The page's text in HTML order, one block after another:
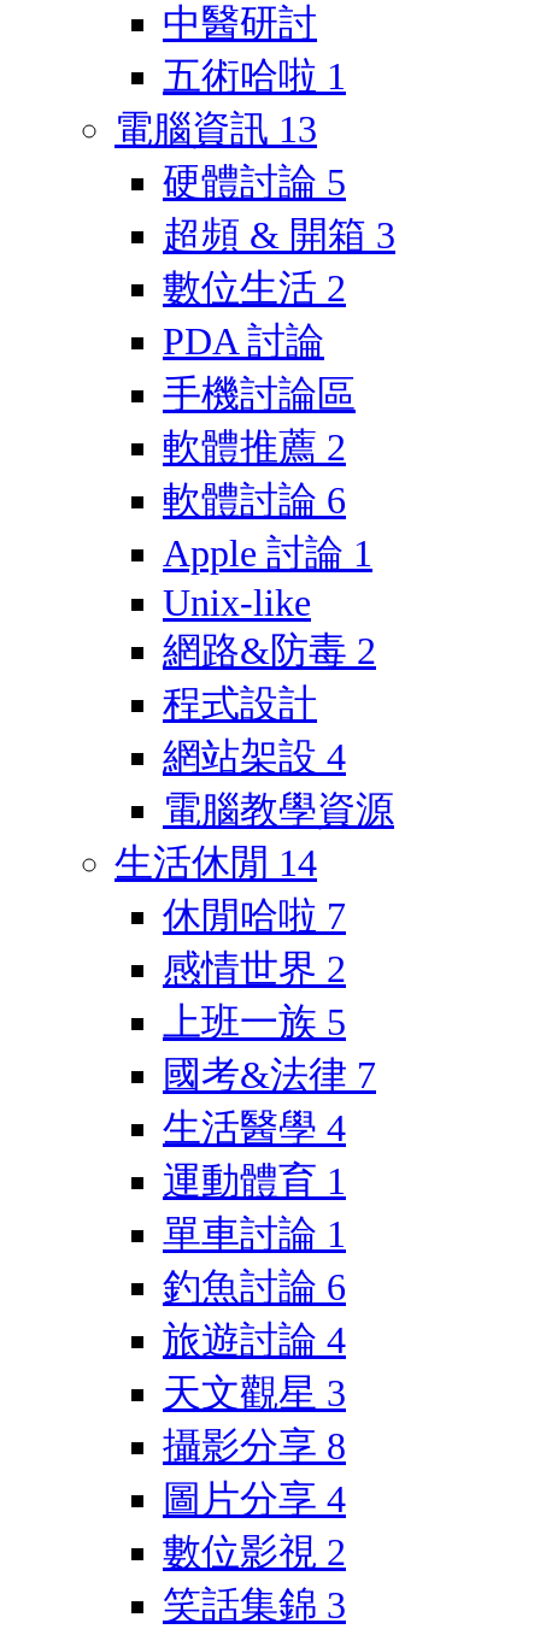
中醫研討
五術哈啦 1
電腦資訊 13
硬體討論 5
超頻 & 開箱 3
數位生活 2
PDA 討論
手機討論區
軟體推薦 2
軟體討論 6
Apple 討論 1
Unix-like
網路&防毒 2
程式設計
網站架設 4
電腦教學資源
生活休閒 14
休閒哈啦 7
感情世界 2
上班一族 5
國考&法律 7
生活醫學 4
運動體育 1
單車討論 1
釣魚討論 6
旅遊討論 4
天文觀星 3
攝影分享 8
圖片分享 4
數位影視 2
笑話集錦 3